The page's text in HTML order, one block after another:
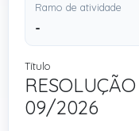
Ramo de atividade
-
Título
09/2026